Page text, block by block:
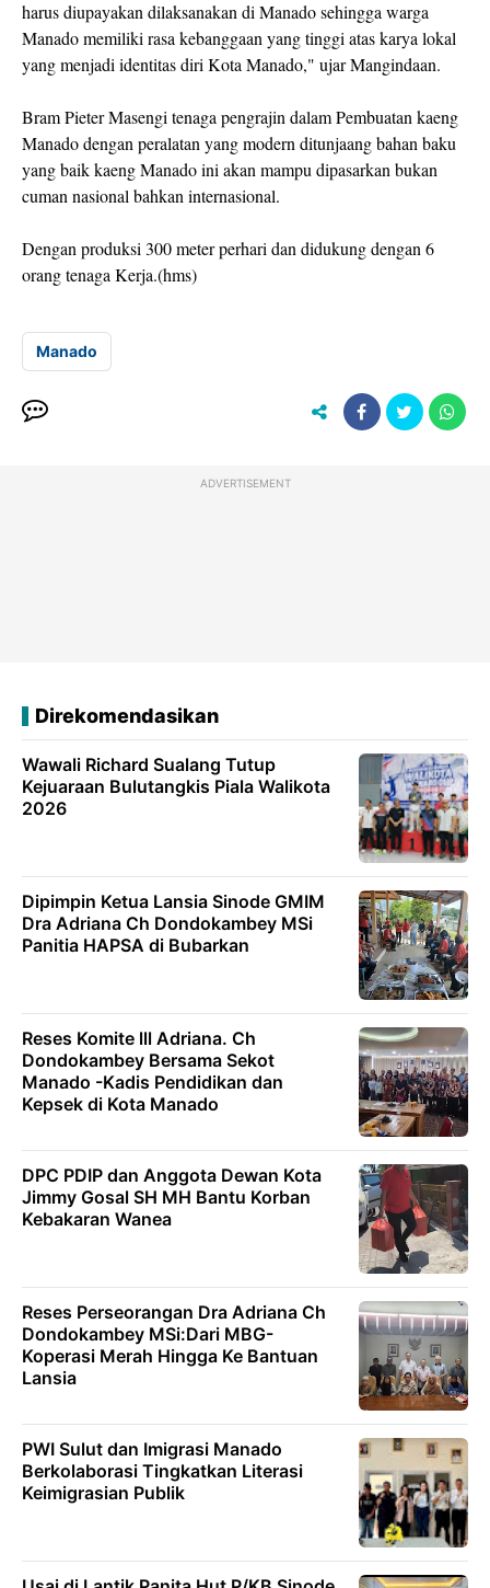
harus diupayakan dilaksanakan di Manado sehingga warga
Manado memiliki rasa kebanggaan yang tinggi atas karya lokal
yang menjadi identitas diri Kota Manado," ujar Mangindaan.
Bram Pieter Masengi tenaga pengrajin dalam Pembuatan kaeng
Manado dengan peralatan yang modern ditunjaang bahan baku
yang baik kaeng Manado ini akan mampu dipasarkan bukan
cuman nasional bahkan internasional.
Dengan produksi 300 meter perhari dan didukung dengan 6
orang tenaga Kerja.(hms)
Manado
ADVERTISEMENT
Direkomendasikan
Wawali Richard Sualang Tutup
Kejuaraan Bulutangkis Piala Walikota
2026
Dipimpin Ketua Lansia Sinode GMIM
Dra Adriana Ch Dondokambey MSi
Panitia HAPSA di Bubarkan
Reses Komite lll Adriana. Ch
Dondokambey Bersama Sekot
Manado -Kadis Pendidikan dan
Kepsek di Kota Manado
DPC PDIP dan Anggota Dewan Kota
Jimmy Gosal SH MH Bantu Korban
Kebakaran Wanea
Reses Perseorangan Dra Adriana Ch
Dondokambey MSi:Dari MBG-
Koperasi Merah Hingga Ke Bantuan
Lansia
PWI Sulut dan Imigrasi Manado
Berkolaborasi Tingkatkan Literasi
Keimigrasian Publik